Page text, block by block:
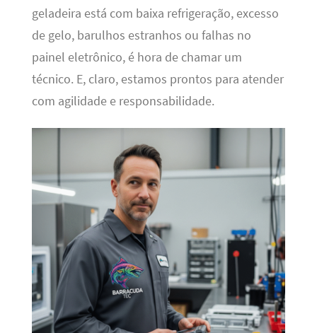
geladeira está com baixa refrigeração, excesso
de gelo, barulhos estranhos ou falhas no
painel eletrônico, é hora de chamar um
técnico. E, claro, estamos prontos para atender
com agilidade e responsabilidade.